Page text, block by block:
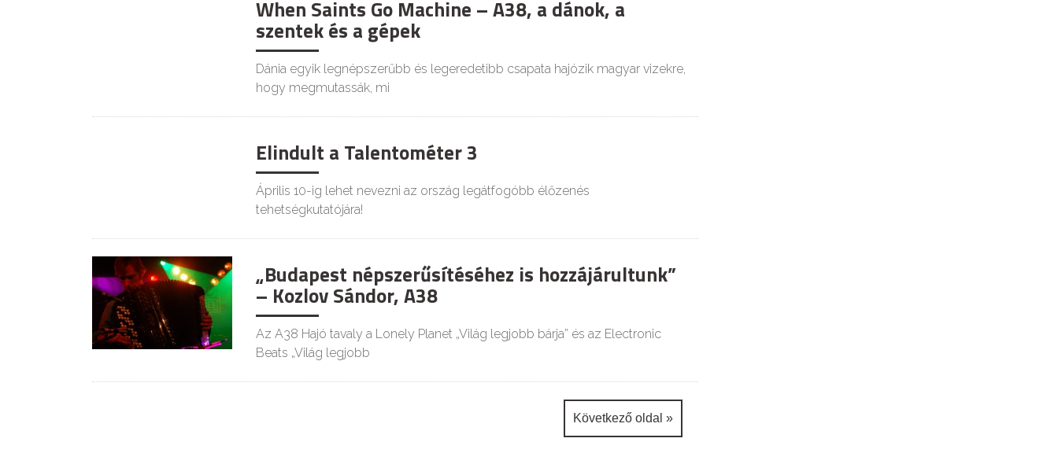
When Saints Go Machine – A38, a dánok, a
szentek és a gépek
Dánia egyik legnépszerűbb és legeredetibb csapata hajózik magyar vizekre,
hogy megmutassák, mi
Elindult a Talentométer 3
Április 10-ig lehet nevezni az ország legátfogóbb élőzenés
tehetségkutatójára!
„Budapest népszerűsítéséhez is hozzájárultunk”
– Kozlov Sándor, A38
Az A38 Hajó tavaly a Lonely Planet „Világ legjobb bárja” és az Electronic
Beats „Világ legjobb
Következő oldal »